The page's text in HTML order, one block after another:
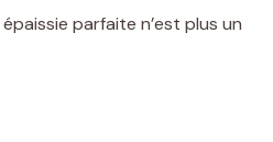
parfaite n’est plus un